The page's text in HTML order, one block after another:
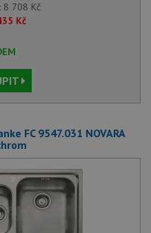
8 708 Kč
Kč
FC 9547.031 NOVARA